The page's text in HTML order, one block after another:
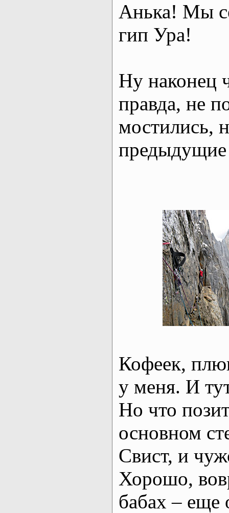
Анька! Мы
гип Ура!
Ну наконец
правда, не
мостились,
предыдущие
Кофеек,
у меня. И
Но что
основном
Свист, и
Хорошо,
бабах – еще